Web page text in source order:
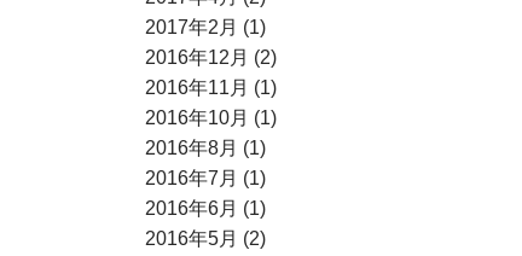
2017年2月 (1)
2016年12月 (2)
2016年11月 (1)
2016年10月 (1)
2016年8月 (1)
2016年7月 (1)
2016年6月 (1)
2016年5月 (2)